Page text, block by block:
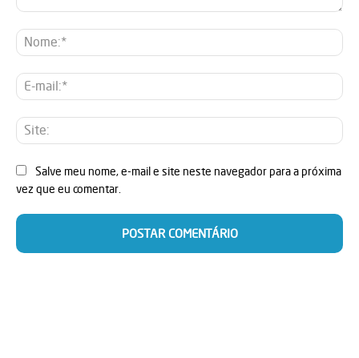
E-
Salve meu nome, e-mail e site neste navegador para a próxima
vez que eu comentar.